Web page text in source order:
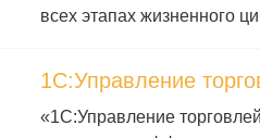
всех этапах жизненного
1С:Управление
«1С:Управление